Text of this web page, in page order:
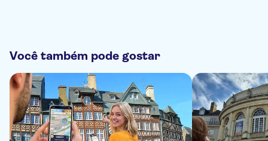
Você também pode gostar